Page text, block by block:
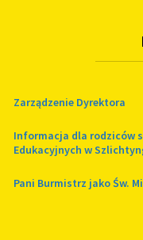
Zarządzenie Dyrektora
Informacja dla rodziców
Edukacyjnych w
Pani Burmistrz jako Św.